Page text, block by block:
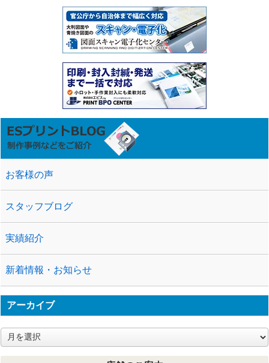
お客様の声
スタッフブログ
実績紹介
新着情報・お知らせ
アーカイブ
ア
ー
カ